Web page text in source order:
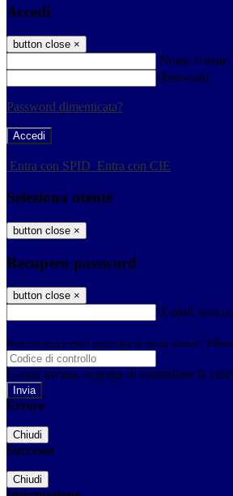
Accedi
button close ×
Nome Utente
Password
Password dimenticata?
-
Entra con SPID Entra con CIE
Seleziona utente
button close ×
Recupero password
button close ×
E-mail Verrà
Non hai una e-mail associata al nome utente?
E-mail inviata, si prega di controllare la
Errore
Chiudi
Successo
Chiudi